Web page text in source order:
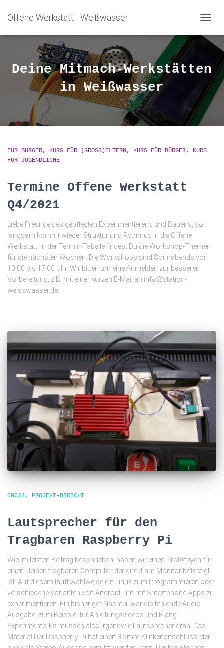
Offene Werkstatt - Weißwasser
Deine Mitmach-Werkstätten
in Weißwasser
FÜR BÜRGER KURS FÜR (GROSS)ELTERN KURS FÜR BÜRGER
KURS
FÜR JUGENDLICHE
Termine Offene Werkstatt
Q4/2021
Liebe Freunde des gepflegten Experimentierens und Bauens, so
langsam kommt wieder Struktur und Rythmus in die Offene
Werkstatt. In der Termin-Tabelle findest Du die Workshop-Themen
für die nächsten Wochen. Die Workshops sind Sonnabends von
10:00 bis 17:00 Uhr. Wir bitten um eine Anmelden zur besseren
Vorbereitung, z.B. mit einer kurzen E-Mail an info@station-
weisswasser.de.
CNC14 PROJEKT-BERICHT
Lautsprecher für den
Tragbaren Raspberry Pi
Wie im letzten Beitrag beschrieben, haben wir einen Prototpyen für
einen kleinen tragbaren Computer, der direkt am Monitor befestigt
ist. Auf diesem läuft wahlweise ein Linux zum Programmieren oder
verschiedene Varianten von Android, um mit Smartphone-Apps zu
experimentieren. Ein bisheriger Nachteil war die fehlende Audio-
Ausgabe, zum Beispiel für Anleitungsvideos und Klang-
Experimente. Es müssen also irgendwie Lautsprecher dran! Das
Material Der Raspberry-Pi hat einen 3,5mm Klinkenanschluss, der